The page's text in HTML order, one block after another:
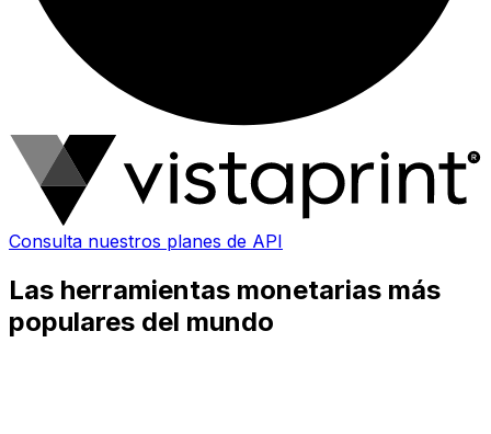
Consulta nuestros planes de API
Las herramientas monetarias más
populares del mundo